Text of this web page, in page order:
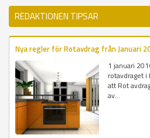
REDAKTIONEN TIPSAR
Nya regler för Rotavdrag från Januari
1 januari
rotavdraget i
att Rot
av...